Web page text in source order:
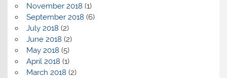
November 2018 (1)
September 2018 (6)
July 2018 (2)
June 2018 (2)
May 2018 (5)
April 2018 (1)
March 2018 (2)